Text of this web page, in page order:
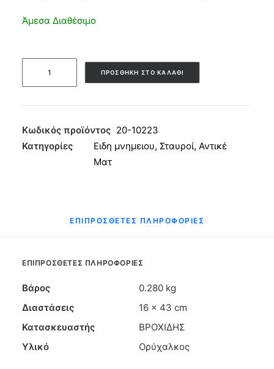
Άμεσα Διαθέσιμο
Σώμα
43εκ
ΠΡΟΣΘΉΚΗ ΣΤΟ ΚΑΛΆΘΙ
Κωδικός προϊόντος 20-10223
Κατηγορίες
Ειδη μνημειου, Σταυροί, Αντικέ
Ματ
ΕΠΙΠΡΌΣΘΕΤΕΣ ΠΛΗΡΟΦΟΡΊΕΣ
ΕΠΙΠΡΌΣΘΕΤΕΣ ΠΛΗΡΟΦΟΡΊΕΣ
Βάρος
0.280 kg
Διαστάσεις
16 × 43 cm
Κατασκευαστής
ΒΡΟΧΙΔΗΣ
Υλικό
Ορύχαλκος